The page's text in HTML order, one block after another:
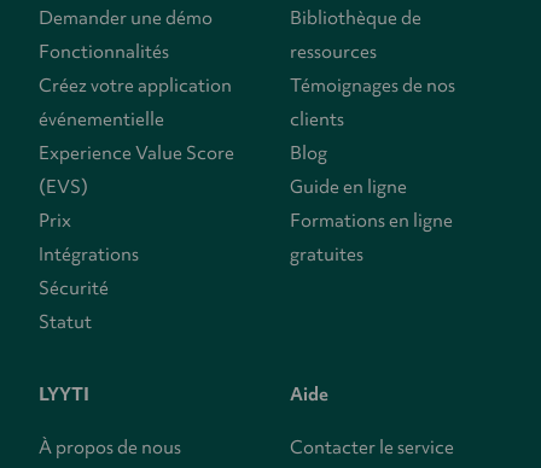
Demander une démo
Fonctionnalités
Créez votre application
événementielle
Experience Value Score
(EVS)
Prix
Intégrations
Sécurité
Statut
Bibliothèque de
ressources
Témoignages de nos
clients
Blog
Guide en ligne
Formations en ligne
gratuites
LYYTI
À propos de nous
Aide
Contacter le service